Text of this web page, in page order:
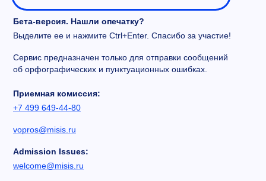
Бета-версия. Нашли опечатку?
Выделите ее и нажмите Ctrl+Enter. Спасибо за участие!
Сервис предназначен только для отправки сообщений
об орфографических и пунктуационных ошибках.
Приемная комиссия:
+7 499 649-44-80
vopros@misis.ru
Admission Issues:
welcome@misis.ru